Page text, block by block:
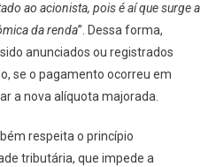
ao acionista, pois é aí que surge a
da renda”. Dessa forma,
anunciados ou registrados
se o pagamento ocorreu em
a nova alíquota majorada.
respeita o princípio
tributária, que impede a